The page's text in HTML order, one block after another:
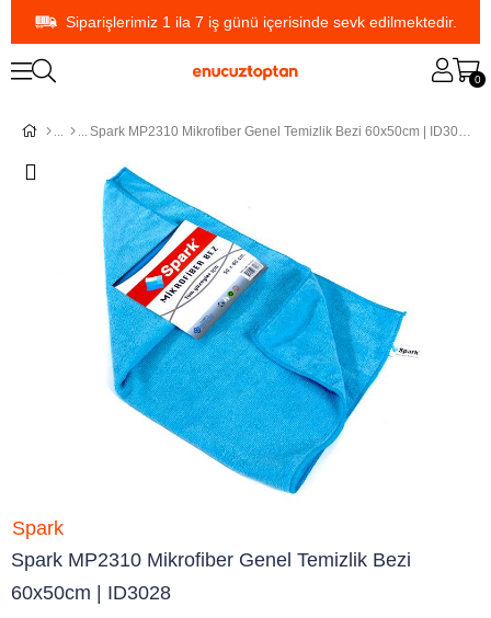
Siparişlerimiz 1 ila 7 iş günü içerisinde sevk edilmektedir.
0
Spark MP2310 Mikrofiber Genel Temizlik Bezi 60x50cm | ID3028
Spark MP2310 Mikrofiber Genel Temizlik Bezi
60x50cm | ID3028
Spark